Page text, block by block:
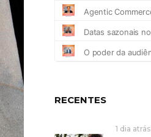
RECENTES
1 dia atrás